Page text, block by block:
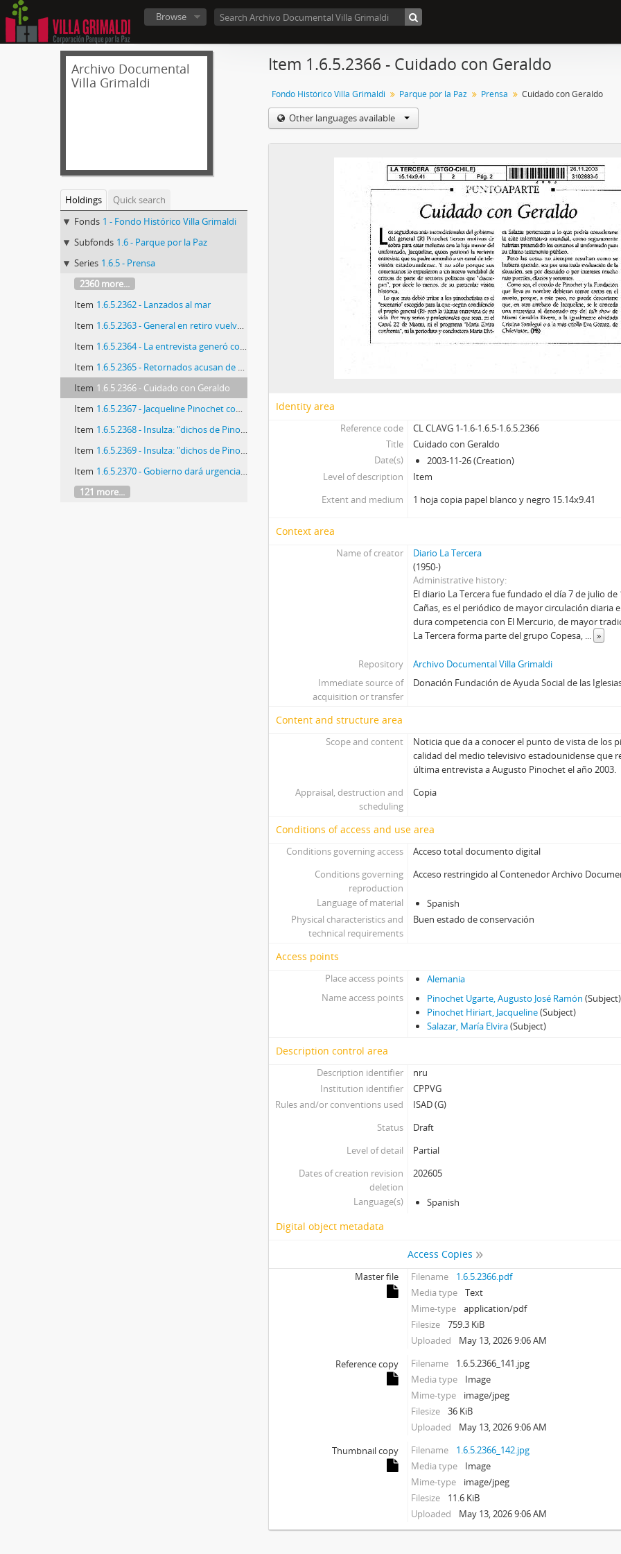
Browse
Archivo Documental
Villa Grimaldi
Holdings
Quick search
Fonds 1 - Fondo Histórico Villa Grimaldi
Subfonds 1.6 - Parque por la Paz
Series 1.6.5 - Prensa
2360 more...
Item 1.6.5.2362 - Lanzados al mar
Item 1.6.5.2363 - General en retiro vuelve a copar la escena política
Item 1.6.5.2364 - La entrevista generó comparación con Fidel
Item 1.6.5.2365 - Retornados acusan de "mentiroso" a Lagos
Item 1.6.5.2366 - Cuidado con Geraldo
Item 1.6.5.2367 - Jacqueline Pinochet confronta a sus hermanos tras polémica entrevista
Item 1.6.5.2368 - Insulza: "dichos de Pinochet son patéticos"
Item 1.6.5.2369 - Insulza: "dichos de Pinochet son patéticos"
Item 1.6.5.2370 - Gobierno dará urgencia a proyecto de indulto para presos "políticos"
121 more...
Item 1.6.5.2366 - Cuidado con Geraldo
Fondo Histórico Villa Grimaldi Parque por la Paz Prensa Cuidado con Geraldo
Other languages available
Identity area
Reference code
CL CLAVG 1-1.6-1.6.5-1.6.5.2366
Title
Cuidado con Geraldo
Date(s)
2003-11-26 (Creation)
Level of description
Item
Extent and medium
1 hoja copia papel blanco y negro 15.14x9.41
Context area
Name of creator
Diario La Tercera
(1950-)
Administrative history
El diario La Tercera fue fundado el día 7 de julio
Cañas, es el periódico de mayor circulación diaria
dura competencia con El Mercurio, de mayor
La Tercera forma parte del grupo Copesa, ... »
Repository
Archivo Documental Villa Grimaldi
Immediate source of
acquisition or transfer
Donación Fundación de Ayuda Social de las
Content and structure area
Scope and content
Noticia que da a conocer el punto de vista de los
calidad del medio televisivo estadounidense que
última entrevista a Augusto Pinochet el año 2003.
Appraisal, destruction and
scheduling
Copia
Conditions of access and use area
Conditions governing access
Acceso total documento digital
Conditions governing
reproduction
Acceso restringido al Contenedor Archivo
Language of material
Spanish
Physical characteristics and
technical requirements
Buen estado de conservación
Access points
Place access points
Alemania
Name access points
Pinochet Ugarte, Augusto José Ramón (Subject)
Pinochet Hiriart, Jacqueline(Subject)
Salazar, María Elvira(Subject)
Description control area
Description identifier
nru
Institution identifier
CPPVG
Rules and/or conventions used
ISAD (G)
Status
Draft
Level of detail
Partial
Dates of creation revision
deletion
202605
Language(s) Spanish
Digital object metadata
Access Copies
Master file Filename
1.6.5.2366.pdf
Media type
Text
Mime-type
application/pdf
Filesize
759.3 KiB
Uploaded
May 13, 2026 9:06 AM
Reference copy
Filename
1.6.5.2366_141.jpg
Media type
Image
Mime-type
image/jpeg
Filesize
36 KiB
Uploaded
May 13, 2026 9:06 AM
Thumbnail copy
Filename
1.6.5.2366_142.jpg
Media type
Image
Mime-type
image/jpeg
Filesize
11.6 KiB
Uploaded
May 13, 2026 9:06 AM